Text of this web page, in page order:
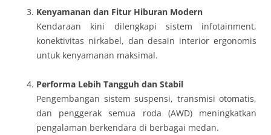
Kenyamanan dan Fitur Hiburan Modern
Kendaraan kini dilengkapi sistem infotainment,
konektivitas nirkabel, dan desain interior ergonomis
untuk kenyamanan maksimal.
Performa Lebih Tangguh dan Stabil
Pengembangan sistem suspensi, transmisi otomatis,
dan penggerak semua roda (AWD) meningkatkan
pengalaman berkendara di berbagai medan.